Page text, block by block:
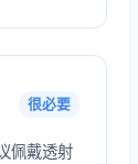
很必要
佩戴透射